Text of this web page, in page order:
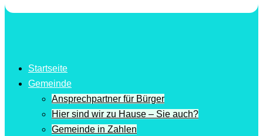
Startseite
Gemeinde
Ansprechpartner für Bürger
Hier sind wir zu Hause – Sie auch?
Gemeinde in Zahlen